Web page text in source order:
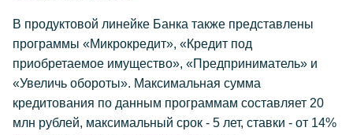
В продуктовой линейке Банка также представлены
программы «Микрокредит», «Кредит под
приобретаемое имущество», «Предприниматель» и
«Увеличь обороты». Максимальная сумма
кредитования по данным программам составляет 20
млн рублей, максимальный срок - 5 лет, ставки - от 14%